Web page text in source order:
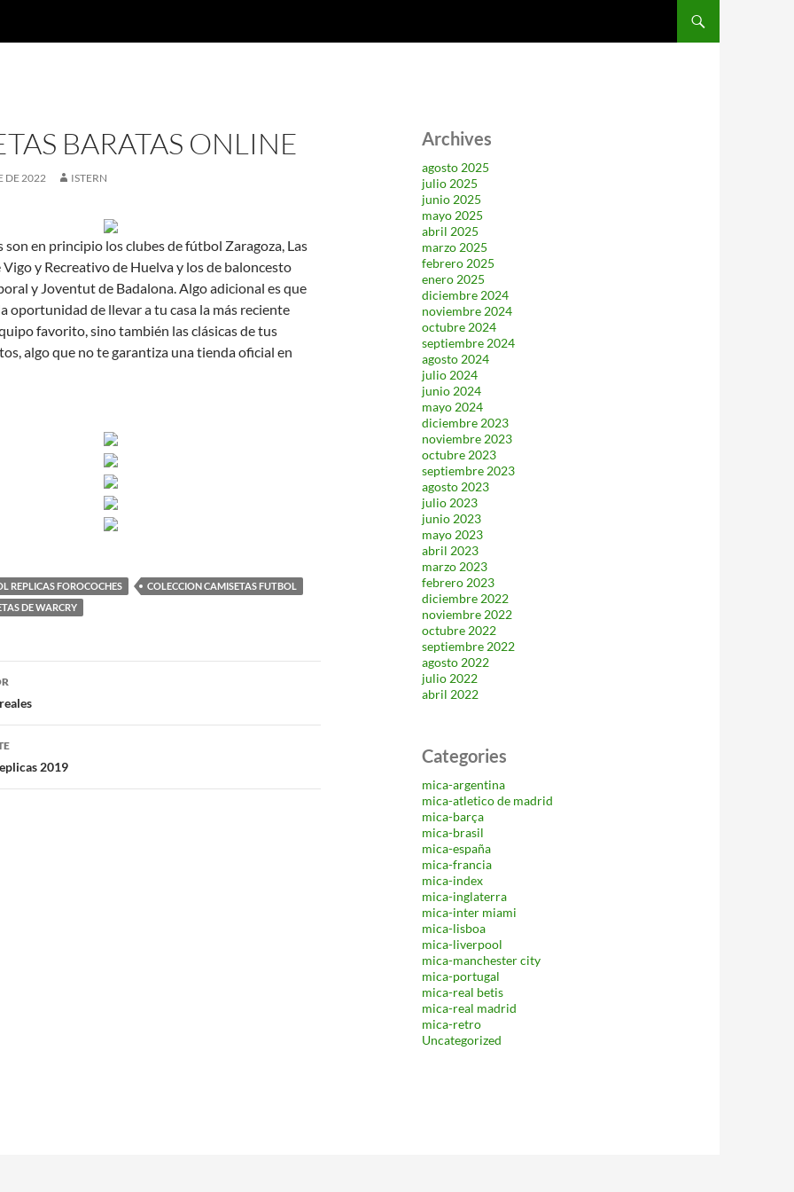
BARATAS ONLINE
DE 2022 ISTERN
son en principio los clubes de fútbol Zaragoza, Las
Vigo y Recreativo de Huelva y los de baloncesto
y Joventut de Badalona. Algo adicional es que
oportunidad de llevar a tu casa la más reciente
favorito, sino también las clásicas de tus
algo que no te garantiza una tienda oficial en
REPLICAS FOROCOCHES
COLECCION CAMISETAS FUTBOL
DE WARCRY
2019
Archives
agosto 2025
julio 2025
junio 2025
mayo 2025
abril 2025
marzo 2025
febrero 2025
enero 2025
diciembre 2024
noviembre 2024
octubre 2024
septiembre 2024
agosto 2024
julio 2024
junio 2024
mayo 2024
diciembre 2023
noviembre 2023
octubre 2023
septiembre 2023
agosto 2023
julio 2023
junio 2023
mayo 2023
abril 2023
marzo 2023
febrero 2023
diciembre 2022
noviembre 2022
octubre 2022
septiembre 2022
agosto 2022
julio 2022
abril 2022
Categories
mica-argentina
mica-atletico de madrid
mica-barça
mica-brasil
mica-españa
mica-francia
mica-index
mica-inglaterra
mica-inter miami
mica-lisboa
mica-liverpool
mica-manchester city
mica-portugal
mica-real betis
mica-real madrid
mica-retro
Uncategorized